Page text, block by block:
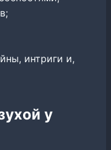
интриги и,
у